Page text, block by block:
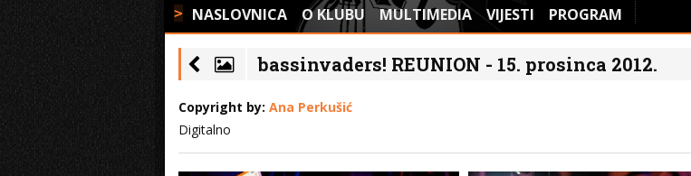
> NASLOVNICA O KLUBU MULTIMEDIA VIJESTI PROGRAM
bassinvaders! REUNION - 15. prosinca 2012.
Copyright by: Ana Perkušić
Digitalno